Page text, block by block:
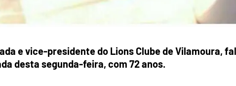
e vice-presidente do Lions Clube de Vilamoura,
desta segunda-feira, com 72 anos.